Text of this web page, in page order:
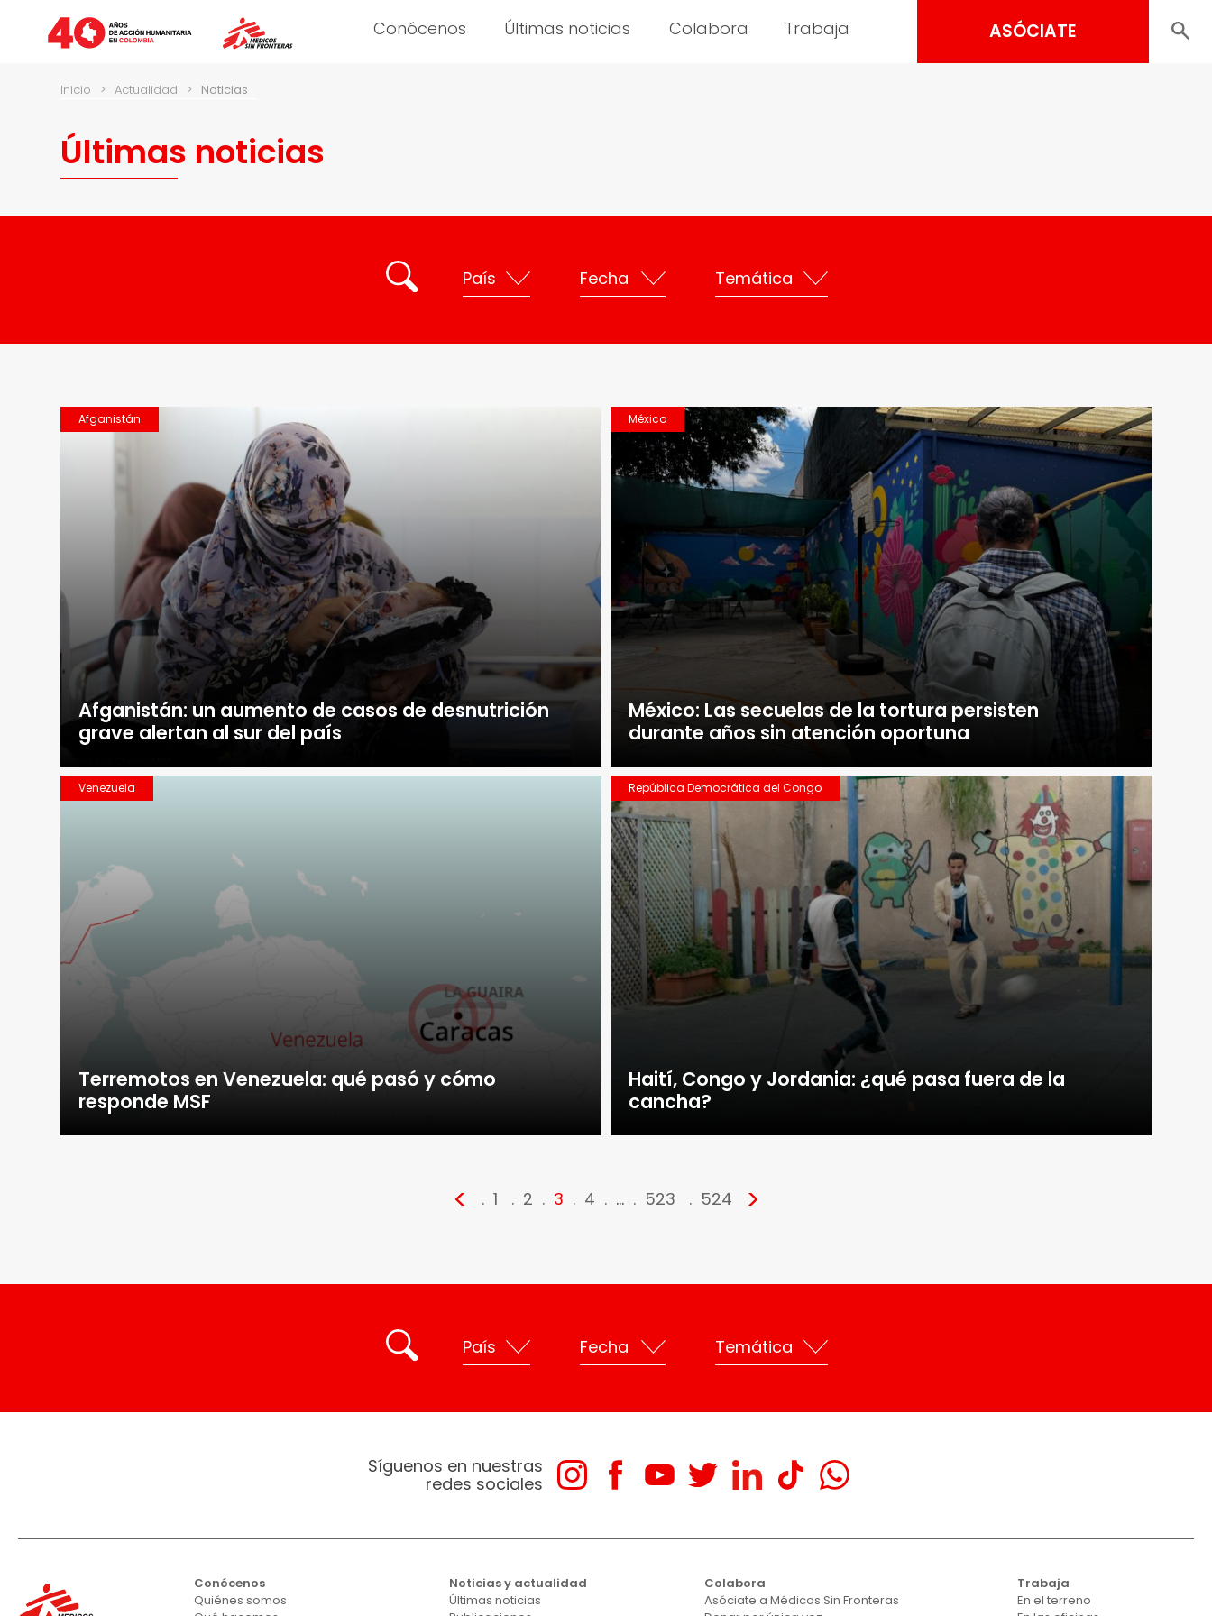
Conócenos Últimas noticias Colabora Trabaja ASÓCIATE
Inicio > Actualidad > Noticias
Últimas noticias
Afganistán
Afganistán: un aumento de casos de desnutrición
grave alertan al sur del país
México
México: Las secuelas de la tortura persisten
durante años sin atención oportuna
Venezuela
Terremotos en Venezuela: qué pasó y cómo
responde MSF
República Democrática del Congo
Haití, Congo y Jordania: ¿qué pasa fuera de la
cancha?
< 1 2 3 4 … 523 524 >
Síguenos en nuestras
redes sociales
Conócenos
Quiénes somos
Noticias y actualidad
Últimas noticias
Colabora
Asóciate a Médicos Sin Fronteras
Trabaja
En el terreno